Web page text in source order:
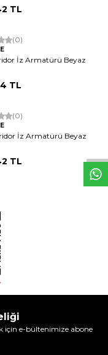
TL
(0)
İz Armatürü Beyaz
TL
(0)
İz Armatürü Beyaz
TL
için e-bültenimize abone